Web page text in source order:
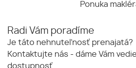
Ponuka
Radi Vám poradíme
Je táto nehnuteľnosť prenajatá?
Kontaktujte nás - dáme Vám
dostupnosť.